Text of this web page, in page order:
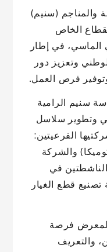
والمناجم (سنيم)
الخاص
الماسي، في إطار
وتعزيز دور
فرص العمل.
سنيم الرامية
وتطوير سلاسل
الفرعيتين:
والشركة
في
قطع الغيار
فرصة
والتعريف